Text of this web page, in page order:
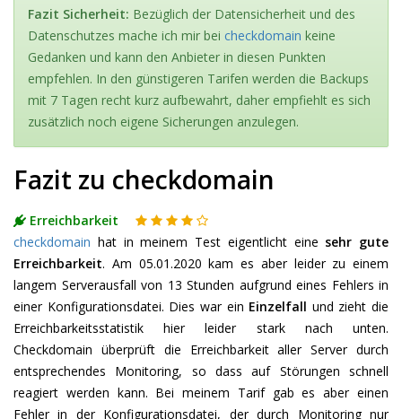
Fazit Sicherheit: Bezüglich der Datensicherheit und des
Datenschutzes mache ich mir bei checkdomain keine
Gedanken und kann den Anbieter in diesen Punkten
empfehlen. In den günstigeren Tarifen werden die Backups
mit 7 Tagen recht kurz aufbewahrt, daher empfiehlt es sich
zusätzlich noch eigene Sicherungen anzulegen.
Fazit zu checkdomain
Erreichbarkeit
checkdomain hat in meinem Test eigentlicht eine sehr gute
Erreichbarkeit. Am 05.01.2020 kam es aber leider zu einem
langem Serverausfall von 13 Stunden aufgrund eines Fehlers in
einer Konfigurationsdatei. Dies war ein Einzelfall und zieht die
Erreichbarkeitsstatistik hier leider stark nach unten.
Checkdomain überprüft die Erreichbarkeit aller Server durch
entsprechendes Monitoring, so dass auf Störungen schnell
reagiert werden kann. Bei meinem Tarif gab es aber einen
Fehler in der Konfigurationsdatei, der durch Monitoring nur